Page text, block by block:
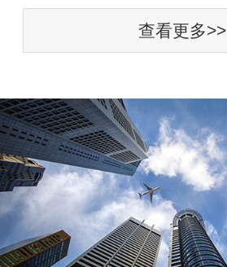
查看更多>>